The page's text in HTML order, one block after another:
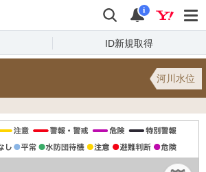
検索 通知
i
ID新規取得
河川水位